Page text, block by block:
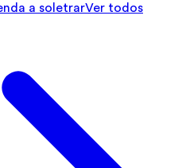
a soletrarVer todos